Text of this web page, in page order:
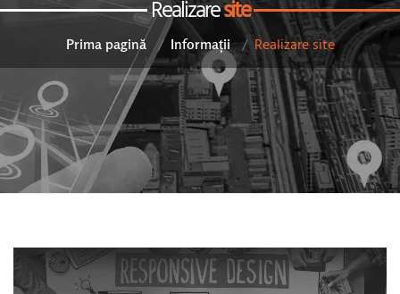
Realizaresite
Prima pagină Informații Realizare site